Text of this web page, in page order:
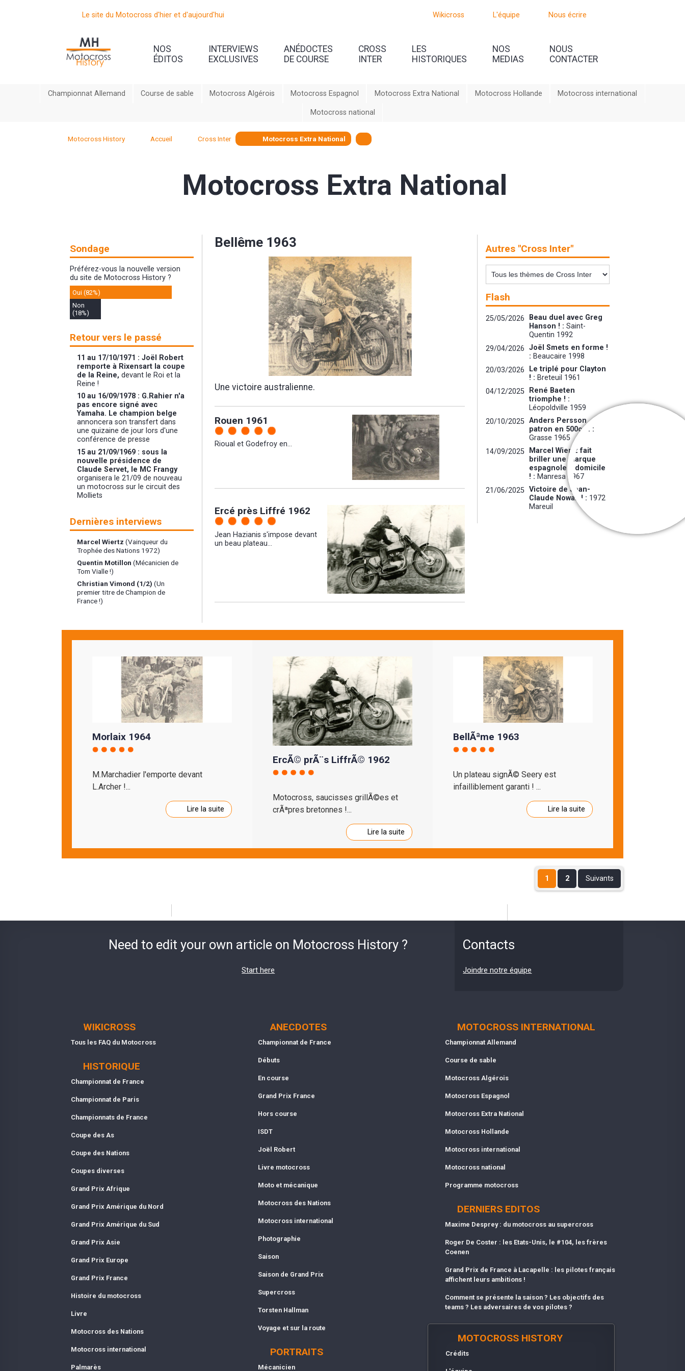
Le site du Motocross d'hier et d'aujourd'hui Wikicross L'équipe Nous écrire
NOS
ÉDITOS
INTERVIEWS
EXCLUSIVES
ANÉDOCTES
DE COURSE
CROSS
INTER
LES
HISTORIQUES
NOS
MEDIAS
NOUS
CONTACTER
Championnat Allemand Course de sable Motocross Algérois Motocross Espagnol Motocross Extra National Motocross Hollande Motocross international
Motocross national
Motocross History Accueil Cross Inter Motocross Extra National
Motocross Extra National
Sondage
Préférez-vous la nouvelle version
du site de Motocross History ?
Oui (82%)
Non
(18%)
Retour vers le passé
11 au 17/10/1971 : Joël Robert
remporte à Rixensart la coupe
de la Reine, devant le Roi et la
Reine !
10 au 16/09/1978 : G.Rahier n'a
pas encore signé avec
Yamaha. Le champion belge
annoncera son transfert dans
une quizaine de jour lors d'une
conférence de presse
15 au 21/09/1969 : sous la
nouvelle présidence de
Claude Servet, le MC Frangy
organisera le 21/09 de nouveau
un motocross sur le circuit des
Molliets
Dernières interviews
Marcel Wiertz (Vainqueur du
Trophée des Nations 1972)
Quentin Motillon (Mécanicien de
Tom Vialle !)
Christian Vimond (1/2) (Un
premier titre de Champion de
France !)
Bellême 1963
Une victoire australienne.
Rouen 1961
Rioual et Godefroy en...
Ercé près Liffré 1962
Jean Hazianis s'impose devant
un beau plateau...
Autres "Cross Inter"
Flash
25/05/2026
Beau duel avec Greg
Hanson ! :Saint-
Quentin 1992
29/04/2026
Joël Smets en forme !
: Beaucaire 1998
20/03/2026
Le triplé pour Clayton
! : Breteuil 1961
04/12/2025
René Baeten
triomphe ! :
Léopoldville 1959
20/10/2025 Anders Persson
patron en 500cc ! :
Grasse 1965
14/09/2025
Marcel Wiertz fait
briller une marque
espagnole a domicile
! : Manresa 1967
21/06/2025 Victoire de Jean-
Claude Nowak ! : 1972
Mareuil
Morlaix 1964
M.Marchadier l'emporte devant
L.Archer !...
Lire la suite
ErcÃ© prÃ¨s LiffrÃ© 1962
Motocross, saucisses grillÃ©es et
crÃªpres bretonnes !...
Lire la suite
BellÃªme 1963
Un plateau signÃ© Seery est
infailliblement garanti ! ...
Lire la suite
1 2 Suivants
Need to edit your own article on Motocross History ?
Start here
Contacts
Joindre notre équipe
WIKICROSS
Tous les FAQ du Motocross
HISTORIQUE
Championnat de France
Championnat de Paris
Championnats de France
Coupe des As
Coupe des Nations
Coupes diverses
Grand Prix Afrique
Grand Prix Amérique du Nord
Grand Prix Amérique du Sud
Grand Prix Asie
Grand Prix Europe
Grand Prix France
Histoire du motocross
Livre
Motocross des Nations
Motocross international
Palmarès
ANECDOTES
Championnat de France
Débuts
En course
Grand Prix France
Hors course
ISDT
Joël Robert
Livre motocross
Moto et mécanique
Motocross des Nations
Motocross international
Photographie
Saison
Saison de Grand Prix
Supercross
Torsten Hallman
Voyage et sur la route
PORTRAITS
Mécanicien
MOTOCROSS INTERNATIONAL
Championnat Allemand
Course de sable
Motocross Algérois
Motocross Espagnol
Motocross Extra National
Motocross Hollande
Motocross international
Motocross national
Programme motocross
DERNIERS EDITOS
Maxime Desprey : du motocross au supercross
Roger De Coster : les Etats-Unis, le #104, les frères
Coenen
Grand Prix de France à Lacapelle : les pilotes français
affichent leurs ambitions !
Comment se présente la saison ? Les objectifs des
teams ? Les adversaires de vos pilotes ?
MOTOCROSS HISTORY
Crédits